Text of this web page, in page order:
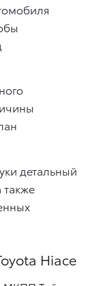
детальный
также
Hiace